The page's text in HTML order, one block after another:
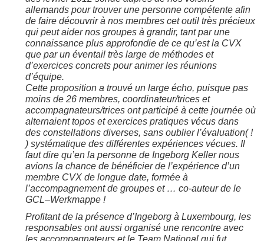
allemands pour trouver une personne compétente afin
de faire découvrir à nos membres cet outil très précieux
qui peut aider nos groupes à grandir, tant par une
connaissance plus approfondie de ce qu’est la CVX
que par un éventail très large de méthodes et
d’exercices concrets pour animer les réunions
d’équipe.
Cette proposition a trouvé un large écho, puisque pas
moins de 26 membres, coordinateur/trices et
accompagnateurs/trices ont participé à cette journée où
alternaient topos et exercices pratiques vécus dans
des constellations diverses, sans oublier l’évaluation( !
) systématique des différentes expériences vécues. Il
faut dire qu’en la personne de Ingeborg Keller nous
avions la chance de bénéficier de l’expérience d’un
membre CVX de longue date, formée à
l’accompagnement de groupes et … co-auteur de le
GCL–Werkmappe !
Profitant de la présence d’Ingeborg à Luxembourg, les
responsables ont aussi organisé une rencontre avec
les accompagnateurs et le Team National qui fut